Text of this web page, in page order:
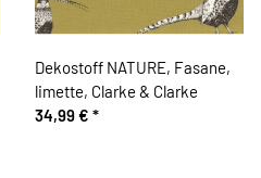
Dekostoff NATURE, Fasane,
limette, Clarke & Clarke
34,99 € *